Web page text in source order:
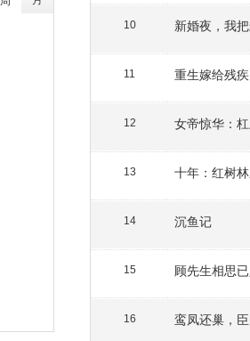
10 新婚夜，我
11 重生嫁给残
12 女帝惊华：
13 十年：红树
14 沉鱼记
15 顾先生相思
16 鸾凤还巢，